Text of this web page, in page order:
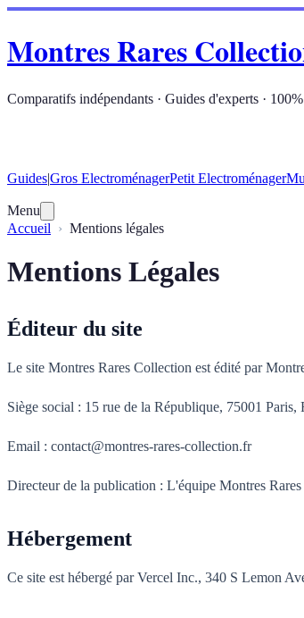
Montres Rares
Comparatifs indépendants · Guides d'experts ·
Guides|Gros ElectroménagerPetit Electroménager
Menu
Accueil
Mentions légales
Mentions Légales
Éditeur du site
Le site Montres Rares Collection est édité par
Siège social : 15 rue de la République, 75001 Paris,
Email : contact@montres-rares-collection.fr
Directeur de la publication : L'équipe Montres
Hébergement
Ce site est hébergé par Vercel Inc., 340 S Lemon